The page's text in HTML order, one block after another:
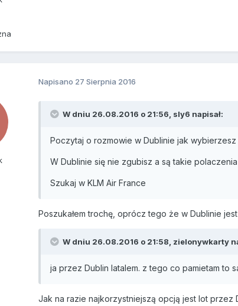
Napisano 27 Sierpnia 2016
W dniu 26.08.2016 o 21:56, sly6 napisał:
Poczytaj o rozmowie w Dublinie jak wybierzesz
W Dublinie się nie zgubisz a są takie
Szukaj w KLM Air France
Poszukałem trochę, oprócz tego że w Dublinie
W dniu 26.08.2016 o 21:58, zielonywkarty
ja przez Dublin latalem. z tego co pamietam to
Jak na razie najkorzystniejszą opcją jest lot przez